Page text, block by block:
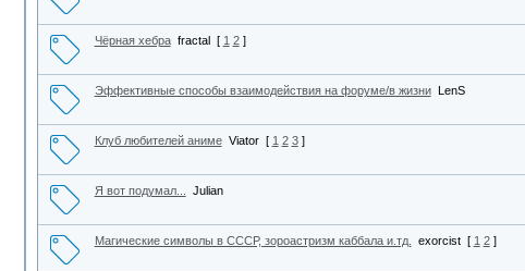
Чёрная хебра fractal [ 1 2 ]
Эффективные способы взаимодействия на форуме/в жизни LenS
Клуб любителей аниме Viator [ 1 2 3 ]
Я вот подумал... Julian
Магические символы в СССР, зороастризм каббала и.тд. exorcist [ 1 2 ]